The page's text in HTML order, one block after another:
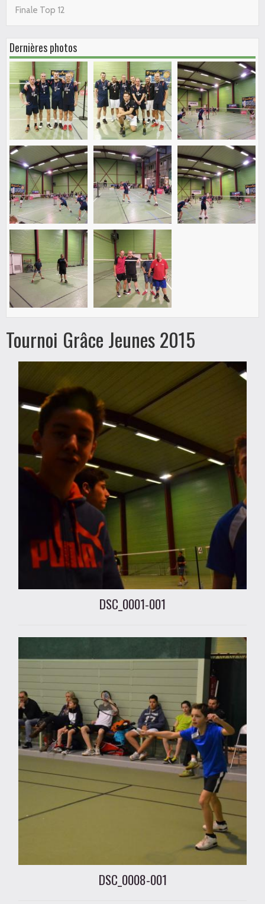
Finale Top 12
Dernières photos
Tournoi Grâce Jeunes 2015
DSC_0001-001
DSC_0008-001